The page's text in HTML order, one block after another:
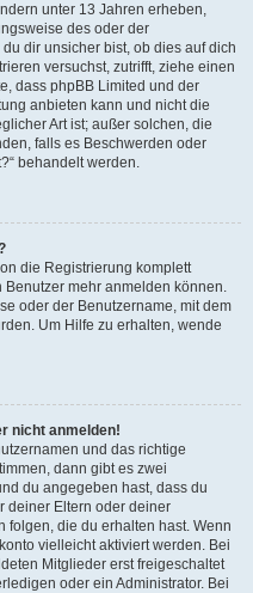
unter 13 Jahren erheben,
des oder der
dir unsicher bist, ob dies auf dich
versuchst, zutrifft, ziehe einen
dass phpBB Limited und der
anbieten kann und nicht die
Art ist; außer solchen, die
falls es Beschwerden oder
behandelt werden.
die Registrierung komplett
mehr anmelden können.
oder der Benutzername, mit dem
Um Hilfe zu erhalten, wende
nicht anmelden!
und das richtige
dann gibt es zwei
du angegeben hast, dass du
deiner Eltern oder deiner
folgen, die du erhalten hast. Wenn
vielleicht aktiviert werden. Bei
Mitglieder erst freigeschaltet
oder ein Administrator. Bei